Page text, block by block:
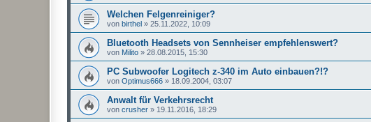
Welchen Felgenreiniger?
von birthel » 25.11.2022, 10:09
Bluetooth Headsets von Sennheiser empfehlenswert?
von Milito » 28.08.2015, 15:30
PC Subwoofer Logitech z-340 im Auto einbauen?!?
von Optimus666 » 18.09.2004, 03:07
Anwalt für Verkehrsrecht
von crusher » 19.11.2016, 18:29